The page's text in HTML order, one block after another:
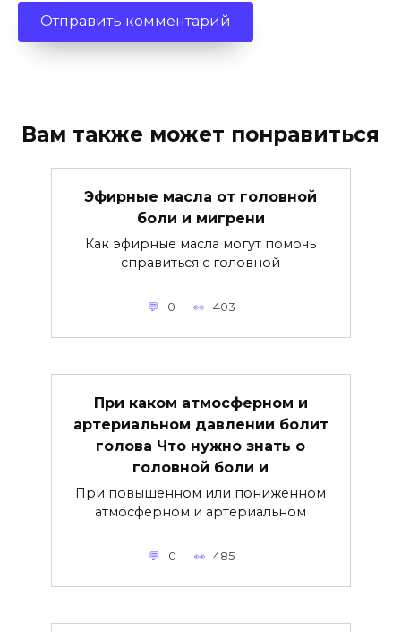
Вам также может понравиться
Эфирные масла от головной
боли и мигрени
Как эфирные масла могут помочь
справиться с головной
0 403
При каком атмосферном и
артериальном давлении болит
голова Что нужно знать о
головной боли и
При повышенном или пониженном
атмосферном и артериальном
0 485